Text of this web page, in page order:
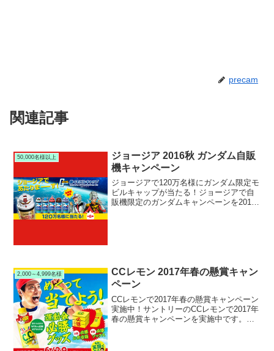
precam
関連記事
50,000名様以上
ジョージア 2016秋 ガンダム自販
機キャンペーン
ジョージアで120万名様にガンダム限定モ
ビルキャップが当たる！ジョージアで自
販機限定のガンダムキャンペーンを2016
2,000～4,999名様
CCレモン 2017年春の懸賞キャン
ペーン
CCレモンで2017年春の懸賞キャンペーン
実施中！サントリーのCCレモンで2017年
春の懸賞キャンペーンを実施中です。キ